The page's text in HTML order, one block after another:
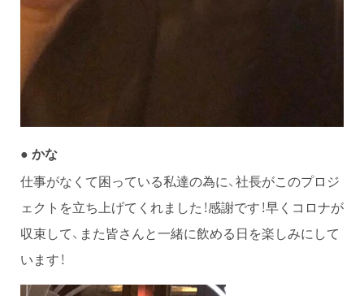
● かな
仕事がなくて困っている私達の為に、社長がこのプロジ
ェクトを立ち上げてくれました！感謝です！早くコロナが
収束して、また皆さんと一緒に飲める日を楽しみにして
います！